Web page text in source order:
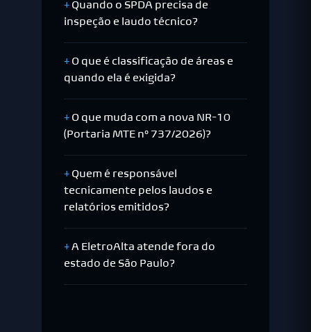
Quando o SPDA precisa de
inspeção e laudo técnico?
O que é classificação de áreas e
quando ela é exigida?
O que muda com a nova NR-10
(Portaria MTE nº 737/2026)?
Quem é responsável
tecnicamente pelos laudos e
relatórios emitidos?
A EletroAlta atende fora do
estado de São Paulo?